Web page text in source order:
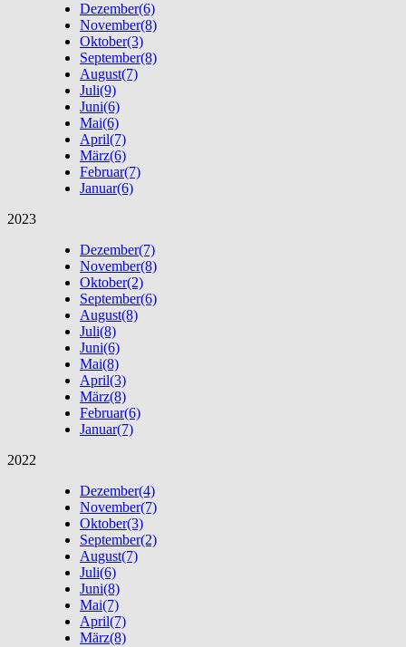
Dezember(6)
November(8)
Oktober(3)
September(8)
August(7)
Juli(9)
Juni(6)
Mai(6)
April(7)
März(6)
Februar(7)
Januar(6)
2023
Dezember(7)
November(8)
Oktober(2)
September(6)
August(8)
Juli(8)
Juni(6)
Mai(8)
April(3)
März(8)
Februar(6)
Januar(7)
2022
Dezember(4)
November(7)
Oktober(3)
September(2)
August(7)
Juli(6)
Juni(8)
Mai(7)
April(7)
März(8)